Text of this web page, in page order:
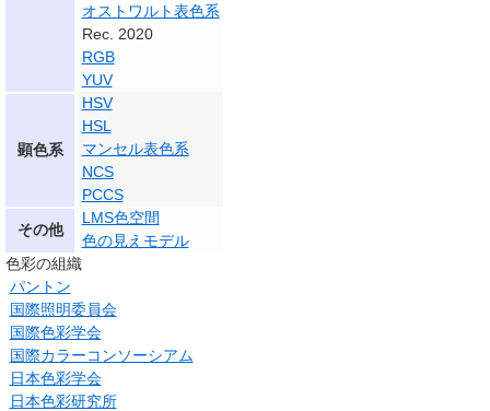
オストワルト表色系
Rec. 2020
RGB
YUV
顕色系
HSV
HSL
マンセル表色系
NCS
PCCS
その他
LMS色空間
色の見えモデル
色彩の組織
パントン
国際照明委員会
国際色彩学会
国際カラーコンソーシアム
日本色彩学会
日本色彩研究所